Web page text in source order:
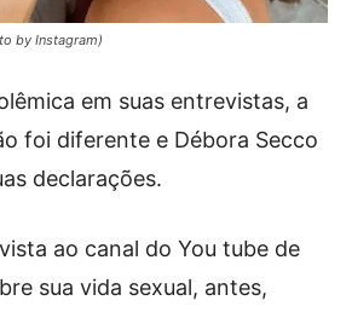
by Instagram)
em suas entrevistas, a
foi diferente e Débora Secco
declarações.
ao canal do You tube de
sua vida sexual, antes,